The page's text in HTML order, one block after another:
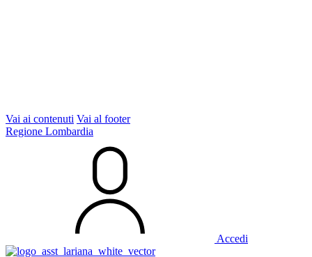
Vai ai contenuti Vai al footer
Regione Lombardia
Accedi